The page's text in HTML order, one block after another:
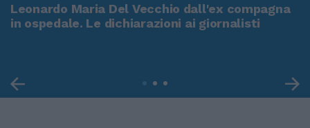
Leonardo Maria Del Vecchio dall'ex compagna
in ospedale. Le dichiarazioni ai giornalisti